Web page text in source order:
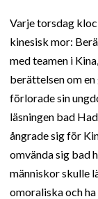
Varje torsdag
kinesisk mor:
med teamen i
berättelsen om
förlorade sin
läsningen bad
ångrade sig för
omvända sig bad
människor skulle
omoraliska och